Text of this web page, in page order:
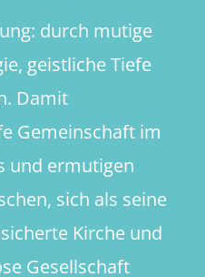
durch mutige
geistliche Tiefe
Damit
Gemeinschaft im
und ermutigen
sich als seine
Kirche und
Gesellschaft